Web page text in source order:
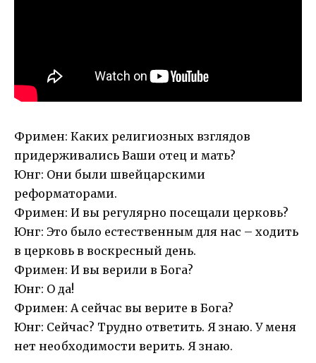
Фримен: Каких религиозных взглядов
придерживались Ваши отец и мать?
Юнг: Они были швейцарскими
реформаторами.
Фримен: И вы регулярно посещали церковь?
Юнг: Это было естественным для нас – ходить
в церковь в воскресный день.
Фримен: И вы верили в Бога?
Юнг: О да!
Фримен: А сейчас вы верите в Бога?
Юнг: Сейчас? Трудно ответить. Я знаю. У меня
нет необходимости верить. Я знаю.